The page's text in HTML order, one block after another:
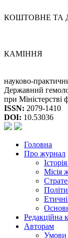
КОШТОВНЕ ТА
КАМІННЯ
науково-
Державний
при Міністерстві
ISSN: 2079-1410
DOI: 10.53036
Головна
Про журнал
Місія
Редакційна
Авторам
Умови